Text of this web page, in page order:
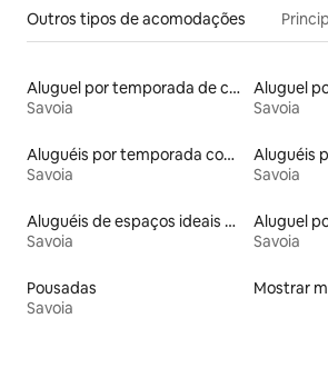
Outros tipos de acomodações
Aluguel por temporada de casas na árvore
Savoia
Savoia
Aluguéis por temporada com acesso ao lago
Savoia
Savoia
Aluguéis de espaços ideais para famílias
Savoia
Savoia
Pousadas
Savoia
Mostrar